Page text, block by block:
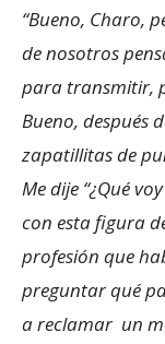
“Bueno, Charo,
de nosotros
para transmitir,
Bueno, después
zapatillitas de
Me dije “¿Qué
con esta figura
profesión que
preguntar qué
a reclamar un